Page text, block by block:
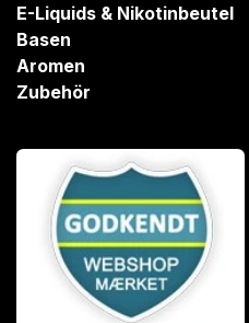
E-Liquids & Nikotinbeutel
Basen
Aromen
Zubehör